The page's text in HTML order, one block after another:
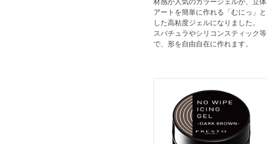
アートを簡単に作れる「むにっ」と
した高粘度ジェルになりました。
スパチュラやシリコンスティック等
で、形を自由自在に作れます。